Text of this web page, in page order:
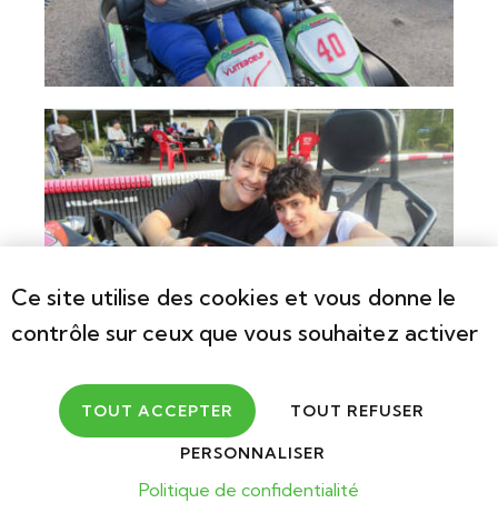
Ce site utilise des cookies et vous donne le
contrôle sur ceux que vous souhaitez activer
TOUT ACCEPTER TOUT REFUSER
PERSONNALISER
Politique de confidentialité